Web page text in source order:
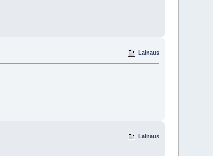
Lainaus
Lainaus